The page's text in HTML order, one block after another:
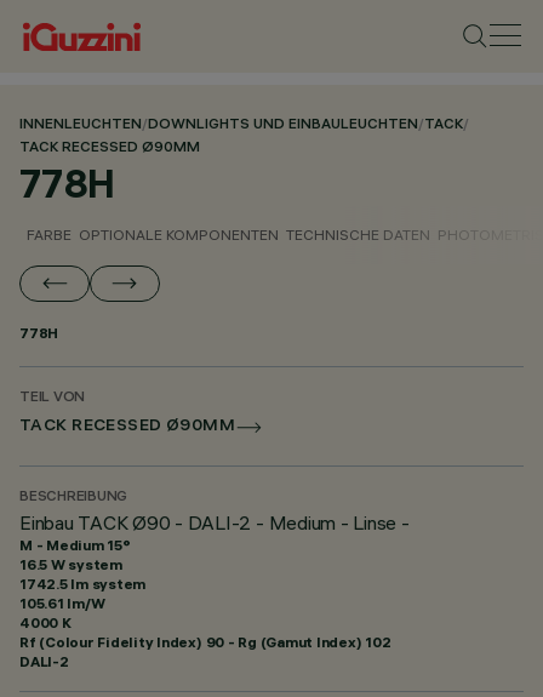
INNENLEUCHTEN/DOWNLIGHTS UND EINBAULEUCHTEN/TACK/
TACK RECESSED Ø90MM
778H
FARBE OPTIONALE KOMPONENTEN TECHNISCHE DATEN
778H
TEIL VON
TACK RECESSED Ø90MM
BESCHREIBUNG
Einbau TACK Ø90 - DALI-2 - Medium - Linse -
M - Medium 15°
16.5 W system
1742.5 lm system
105.61 lm/W
4000 K
Rf (Colour Fidelity Index) 90 - Rg (Gamut Index) 102
DALI-2